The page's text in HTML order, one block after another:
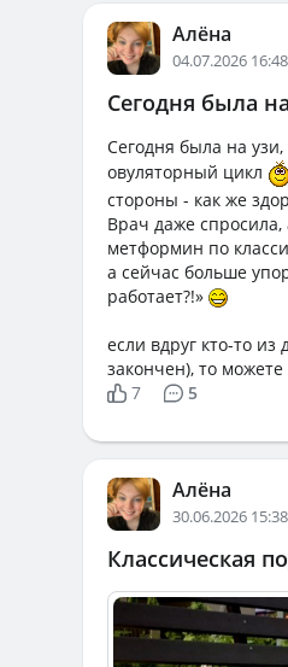
Алёна
04.07.2026 16:48
Сегодня была
Сегодня была на
овуляторный цикл
стороны - как же
Врач даже спросила,
метформин по
а сейчас больше
работает?!»
если вдруг кто-то
закончен), то
7
5
Алёна
30.06.2026 15:38
Классическая